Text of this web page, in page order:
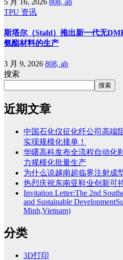
TPU 资讯
斯塔尔（Stahl）推出新一代无
氨酯材料的生产
3 月 9, 2026 808, ab
搜索
搜索
近期文章
中国石化仪征化纤公司高端
实现规模化接单！
华曙高科发布全流程自动化
力规模化批量生产
为什么说越南超临界注射成
热烈庆祝东南亚鞋业创新可
Invitation Letter:The 2nd
and Sustainable
Minh,Vietnam)
分类
3D打印